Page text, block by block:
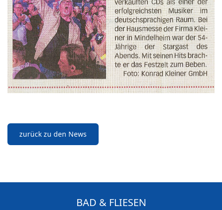
zurück zu den News
BAD & FLIESEN